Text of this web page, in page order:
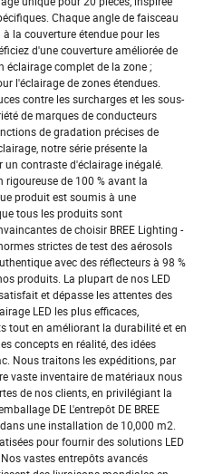
Chaque angle de faisceau
la couverture étendue pour les
d'une couverture améliorée de
éclairage complet de la zone ;
l'éclairage de zones étendues.
contre les surcharges et les sous-
de marques de conducteurs
de gradation précises de
notre série présente la
contraste d'éclairage inégalé.
de 100 % avant la
produit est soumis à une
tous les produits sont
de choisir BREE Lighting -
strictes de test des aérosols
avec des réflecteurs à 98 %
produits. La plupart de nos LED
et dépasse les attentes des
LED les plus efficaces,
tout en améliorant la durabilité et en
concepts en réalité, des idées
Nous traitons les expéditions, par
vaste inventaire de matériaux nous
de nos clients, en privilégiant la
DE L'entrepôt DE BREE
une installation de 10,000 m2.
pour fournir des solutions LED
vastes entrepôts avancés